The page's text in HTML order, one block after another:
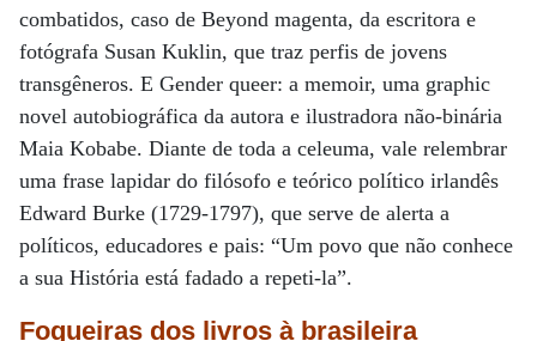
combatidos, caso de Beyond magenta, da escritora e
fotógrafa Susan Kuklin, que traz perfis de jovens
transgêneros. E Gender queer: a memoir, uma graphic
novel autobiográfica da autora e ilustradora não-binária
Maia Kobabe. Diante de toda a celeuma, vale relembrar
uma frase lapidar do filósofo e teórico político irlandês
Edward Burke (1729-1797), que serve de alerta a
políticos, educadores e pais: “Um povo que não conhece
a sua História está fadado a repeti-la”.
Fogueiras dos livros à brasileira